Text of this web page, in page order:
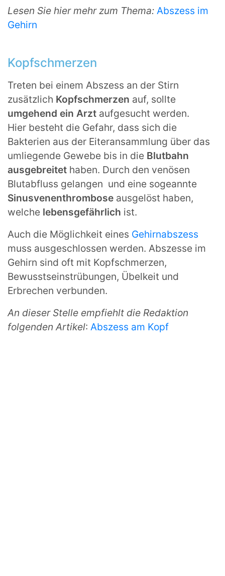
Lesen Sie hier mehr zum Thema: Abszess im
Gehirn
Kopfschmerzen
Treten bei einem Abszess an der Stirn
zusätzlich Kopfschmerzen auf, sollte
umgehend ein Arzt aufgesucht werden.
Hier besteht die Gefahr, dass sich die
Bakterien aus der Eiteransammlung über das
umliegende Gewebe bis in die Blutbahn
ausgebreitet haben. Durch den venösen
Blutabfluss gelangen und eine sogeannte
Sinusvenenthrombose ausgelöst haben,
welche lebensgefährlich ist.
Auch die Möglichkeit eines Gehirnabszess
muss ausgeschlossen werden. Abszesse im
Gehirn sind oft mit Kopfschmerzen,
Bewusstseinstrübungen, Übelkeit und
Erbrechen verbunden.
An dieser Stelle empfiehlt die Redaktion
folgenden Artikel: Abszess am Kopf